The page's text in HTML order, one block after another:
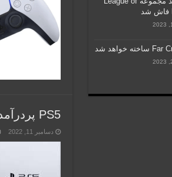
PS5 پردرآمدترین کنسول‌ سال 2022 در آمریکا شد
دسامبر 11, 2022